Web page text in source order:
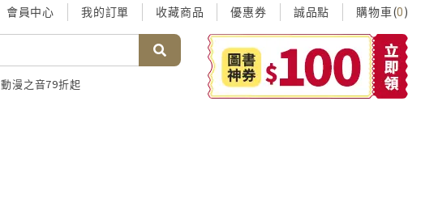
會員中心 我的訂單 收藏商品 優惠券 誠品點 購物車(0)
動漫之音79折起